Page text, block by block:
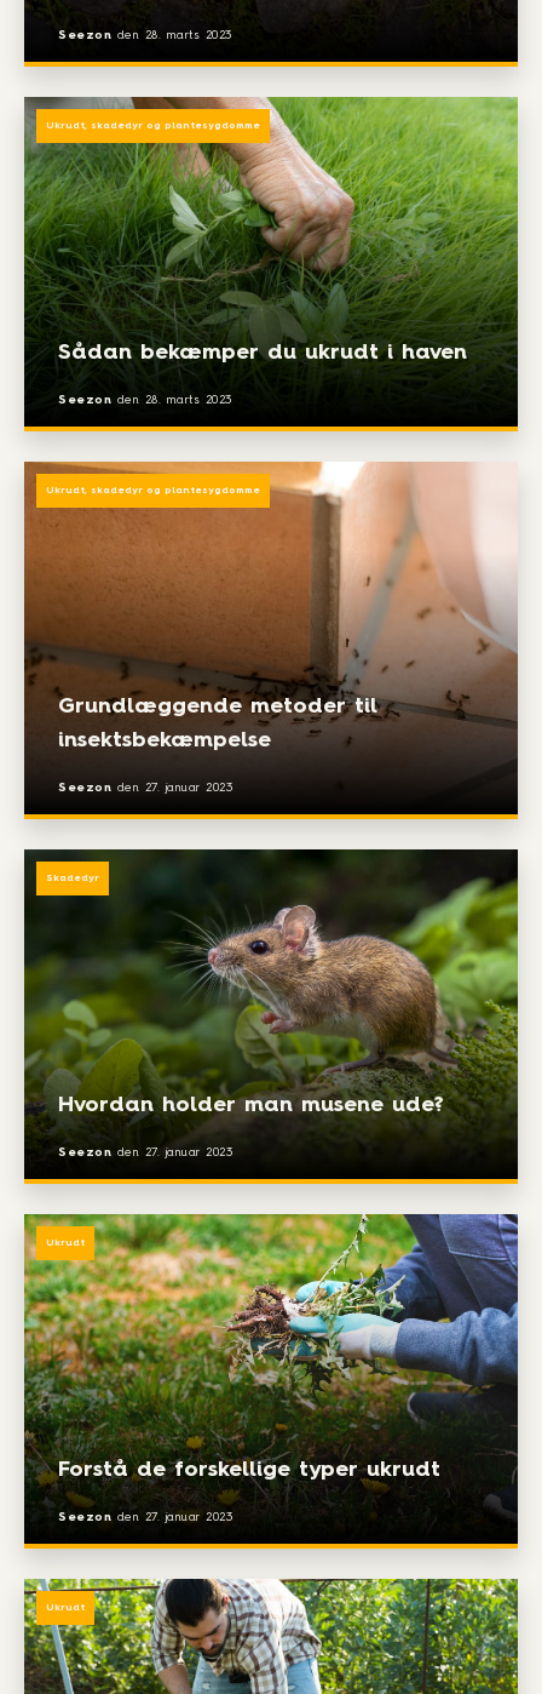
Seezon den 28. marts 2023
Sådan bekæmper du ukrudt i haven
Seezon den 28. marts 2023
Ukrudt, skadedyr og plantesygdomme
Grundlæggende metoder til
insektsbekæmpelse
Seezon den 27. januar 2023
Ukrudt, skadedyr og plantesygdomme
Hvordan holder man musene ude?
Seezon den 27. januar 2023
Skadedyr
Forstå de forskellige typer ukrudt
Seezon den 27. januar 2023
Ukrudt
Ukrudt